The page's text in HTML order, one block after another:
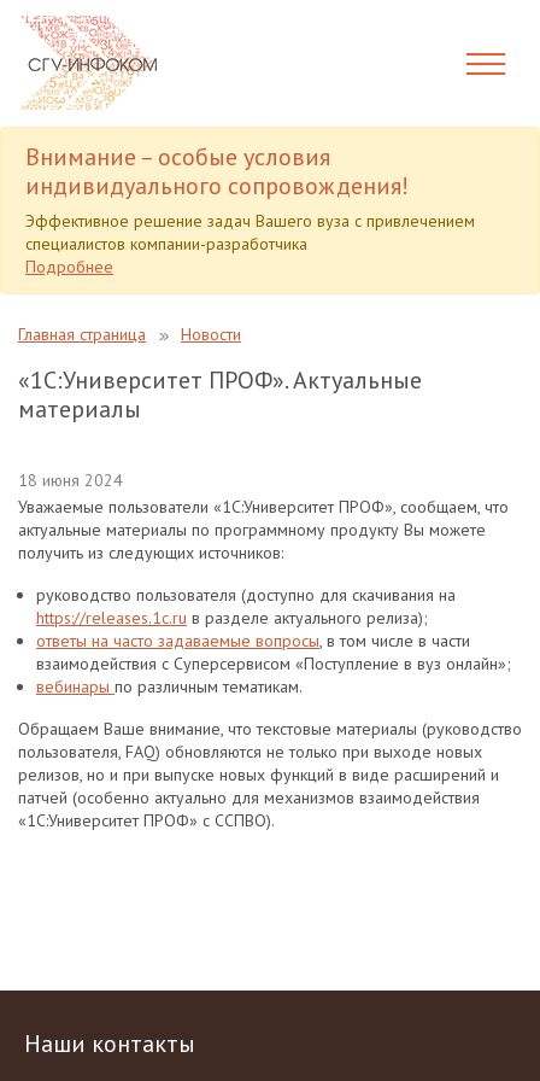
Внимание – особые условия
индивидуального сопровождения!
Эффективное решение задач Вашего вуза с привлечением
специалистов компании-разработчика
Подробнее
Главная страница Новости
«1С:Университет ПРОФ». Актуальные
материалы
18 июня 2024
Уважаемые пользователи «1С:Университет ПРОФ», сообщаем, что
актуальные материалы по программному продукту Вы можете
получить из следующих источников:
руководство пользователя (доступно для скачивания на
https://releases.1c.ru в разделе актуального релиза);
ответы на часто задаваемые вопросы, в том числе в части
взаимодействия с Суперсервисом «Поступление в вуз онлайн»;
вебинары по различным тематикам.
Обращаем Ваше внимание, что текстовые материалы (руководство
пользователя, FAQ) обновляются не только при выходе новых
релизов, но и при выпуске новых функций в виде расширений и
патчей (особенно актуально для механизмов взаимодействия
«1С:Университет ПРОФ» с ССПВО).
Наши контакты